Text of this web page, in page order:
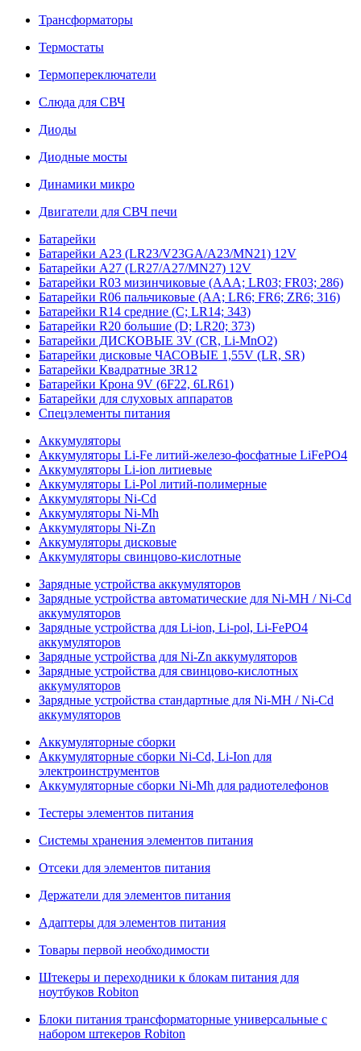
Трансформаторы
Термостаты
Термопереключатели
Слюда для СВЧ
Диоды
Диодные мосты
Динамики микро
Двигатели для СВЧ печи
Батарейки
Батарейки A23 (LR23/V23GA/A23/MN21) 12V
Батарейки A27 (LR27/A27/MN27) 12V
Батарейки R03 мизинчиковые (AAA; LR03; FR03; 286)
Батарейки R06 пальчиковые (AA; LR6; FR6; ZR6; 316)
Батарейки R14 средние (C; LR14; 343)
Батарейки R20 большие (D; LR20; 373)
Батарейки ДИСКОВЫЕ 3V (CR, Li-MnO2)
Батарейки дисковые ЧАСОВЫЕ 1,55V (LR, SR)
Батарейки Квадратные 3R12
Батарейки Крона 9V (6F22, 6LR61)
Батарейки для слуховых аппаратов
Спецэлементы питания
Аккумуляторы
Аккумуляторы Li-Fe литий-железо-фосфатные LiFePO4
Аккумуляторы Li-ion литиевые
Аккумуляторы Li-Pol литий-полимерные
Аккумуляторы Ni-Cd
Аккумуляторы Ni-Mh
Аккумуляторы Ni-Zn
Аккумуляторы дисковые
Аккумуляторы свинцово-кислотные
Зарядные устройства аккумуляторов
Зарядные устройства автоматические для Ni-MH / Ni-Cd
аккумуляторов
Зарядные устройства для Li-ion, Li-pol, Li-FePO4
аккумуляторов
Зарядные устройства для Ni-Zn аккумуляторов
Зарядные устройства для свинцово-кислотных
аккумуляторов
Зарядные устройства стандартные для Ni-MH / Ni-Cd
аккумуляторов
Аккумуляторные сборки
Аккумуляторные сборки Ni-Cd, Li-Ion для
электроинструментов
Аккумуляторные сборки Ni-Mh для радиотелефонов
Тестеры элементов питания
Системы хранения элементов питания
Отсеки для элементов питания
Держатели для элементов питания
Адаптеры для элементов питания
Товары первой необходимости
Штекеры и переходники к блокам питания для
ноутбуков Robiton
Блоки питания трансформаторные универсальные с
набором штекеров Robiton